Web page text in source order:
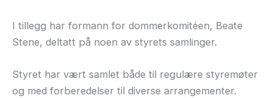
I tillegg har formann for dommerkomitéen, Beate
Stene, deltatt på noen av styrets samlinger.
Styret har vært samlet både til regulære styremøter
og med forberedelser til diverse arrangementer.